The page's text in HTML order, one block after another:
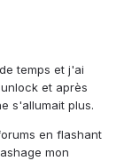
temps et j'ai
et après
s'allumait plus.
en flashant
mon